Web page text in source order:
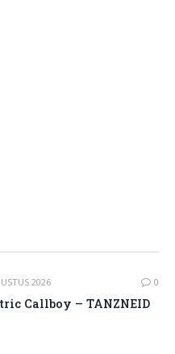
2026 0
Callboy – TANZNEID